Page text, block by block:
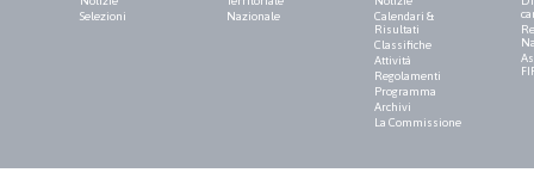
Selezioni
Nazionale
Calendari &
Risultati
Classifiche
Attività
Regolamenti
Programma
Archivi
La Commissione